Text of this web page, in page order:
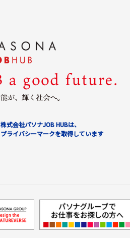
株式会社パソナJOB HUBは、
プライバシーマークを取得しています